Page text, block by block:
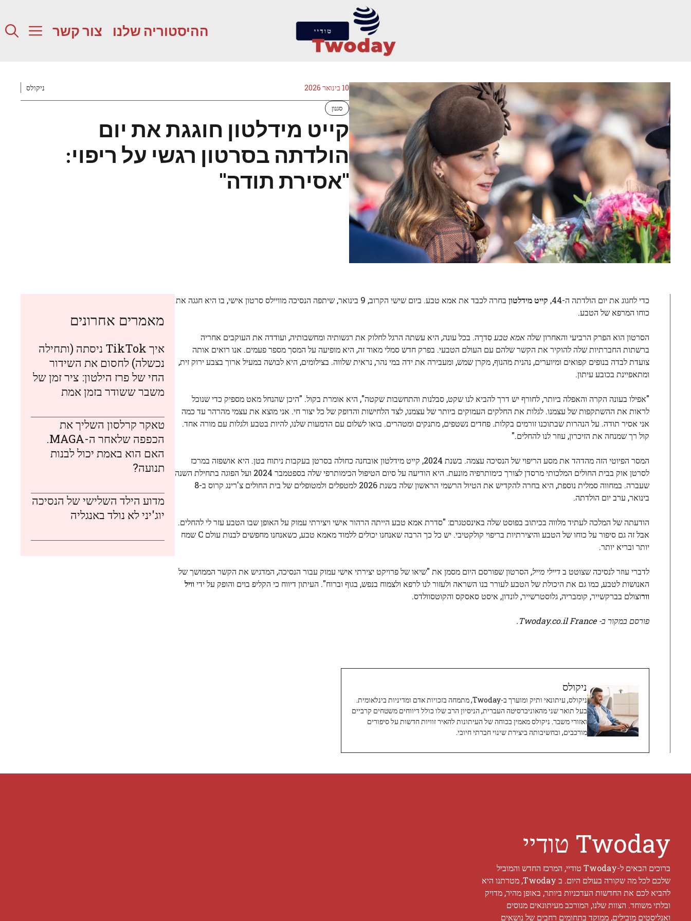
ההיסטוריה שלנו צור קשר
10 בינואר 2026 ניקולס
סגנון
קייט מידלטון חוגגת את יום
הולדתה בסרטון רגשי על ריפוי:
"אסירת תודה"
כדי לחגוג את יום הולדתה ה-44, קייט מידלטון
בחרה לכבד את אמא טבע. ביום שישי הקרוב, 9 בינואר, שיתפה הנסיכה מוויילס סרטון אישי, בו היא חגגה את
כוחו המרפא של הטבע.
הסרטון הוא הפרק הרביעי והאחרון שלהאמא טבעסִדרָה. בכל עונה, היא עשתה הרגל לחלוק את רגשותיה ומחשבותיה, ועודדה את העוקבים אחריה
ברשתות החברתיות שלה להוקיר את הקשר שלהם עם העולם הטבעי. בפרק חדש סמלי מאוד זה, היא מופיעה על המסך מספר פעמים. אנו רואים אותה
צועדת לבדה בנופים קפואים ומיוערים, נהנית מהנוף, מקרן שמש, ומעבירה את ידה במי נהר, נראית שלווה. בצילומים, היא לבושה במעיל ארוך בצבע ירוק זית,
ומתאפיינת בכובע עיתון.
"אפילו בעונה הקרה והאפלה ביותר, לחורף יש דרך להביא לנו שקט, סבלנות והתחשבות שקטה", היא אומרת בקול. "היכן שהנחל מאט מספיק כדי שנוכל
לראות את ההשתקפות של עצמנו. לגלות את החלקים העמוקים ביותר של עצמנו, לצד הלחישות והדופק של כל יצור חי. אני מוצא את עצמי מהרהר עד כמה
אני אסיר תודה. על הנהרות שבתוכנו זורמים בקלות. פחדים נשטפים, מתנקים ומטהרים. בואו לשלום עם הדמעות שלנו, להיות בטבע ולגלות עם מורה אחד.
קול רך שמנחה את הזיכרון, עוזר לנו להחלים."
המסר הפיוטי הזה מהדהד את מסע הריפוי של הנסיכה עצמה. בשנת 2024, קייט מידלטון אובחנה כחולה בסרטן בעקבות ניתוח בטן. היא אושפזה במרכז
לסרטן אוק בבית החולים המלכותי מרסדן לצורך כימותרפיה מונעת. היא הודיעה על סיום הטיפול הכימותרפי שלה בספטמבר 2024 ועל הפוגה בתחילת השנה
שעברה. במחווה סמלית נוספת, היא בחרה להקדיש את הטיול הרשמי הראשון שלה בשנת 2026 למטפלים ולמטופלים של בית החולים צ'רינג קרוס ב-8
בינואר, ערב יום הולדתה.
הודעתה של המלכה לעתיד מלווה בכיתוב בפוסט שלה באינסטגרם: "סדרת אמא טבע הייתה הרהור אישי ויצירתי עמוק על האופן שבו הטבע עזר לי להחלים.
אבל זה גם סיפור על כוחו של הטבע והיצירתיות בריפוי קולקטיבי. יש כל כך הרבה שאנחנו יכולים ללמוד מאמא טבע, כשאנחנו מחפשים לבנות עולם C שמח
יותר ובריא יותר.
לדברי עוזר לנסיכה שצוטט בדיילי מייל, הסרטון שפורסם היום מסמן את "שיאו של פרויקט יצירתי אישי עמוק עבור הנסיכה, המדגיש את הקשר הממושך של
האנושות לטבע, כמו גם את היכולת של הטבע לעורר בנו השראה ולעזור לנו לרפא ולצמוח בנפש, בגוף וברוח". העיתון דיווח כי הקליפ בוים והופק על ידי וויל
וורוצולם בברקשייר, קומבריה, גלוסטרשייר, לונדון, איסט סאסקס והקוטסוולדס.
פורסם במקור ב- Twoday.co.il France.
ניקולס
ניקולס, עיתונאי ותיק ומוערך ב-Twoday, מתמחה בזכויות אדם ומדיניות בינלאומית.
בעל תואר שני מהאוניברסיטה העברית, הניסיון הרב שלו כולל דיווחים משטחים קרביים
ואזורי משבר. ניקולס מאמין בכוחה של העיתונות להאיר זוויות חדשות על סיפורים
מורכבים, ובחשיבותה ביצירת שינוי חברתי חיובי.
מאמרים אחרונים
איך TikTok ניסתה (ותחילה
נכשלה) לחסום את השידור
החי של פרז הילטון: ציר זמן של
משבר ששודר בזמן אמת
טאקר קרלסון השליך את
הכפפה שלאחר ה-MAGA.
האם הוא באמת יכול לבנות
תנועה?
מדוע הילד השלישי של הנסיכה
יוג'יני לא נולד באנגליה
Twoday טודיי
ברוכים הבאים ל-Twoday טודיי, המרכז החדש והמוביל
שלכם לכל מה שקורה בעולם היום. ב Twoday, מטרתנו היא
להביא לכם את החדשות העדכניות ביותר, באופן מהיר, מדויק
ובלתי משוחד. הצוות שלנו, המורכב מעיתונאים מנוסים
ואנליסטים מובילים, ממוקד בתחומים רחבים של נושאים